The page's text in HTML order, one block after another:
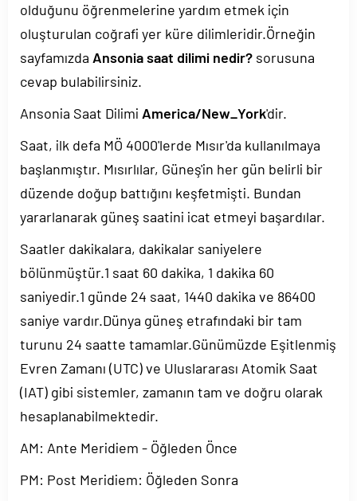
olduğunu öğrenmelerine yardım etmek için
oluşturulan coğrafi yer küre dilimleridir.Örneğin
sayfamızda Ansonia saat dilimi nedir? sorusuna
cevap bulabilirsiniz.
Ansonia Saat Dilimi America/New_York'dir.
Saat, ilk defa MÖ 4000'lerde Mısır'da kullanılmaya
başlanmıştır. Mısırlılar, Güneş'in her gün belirli bir
düzende doğup battığını keşfetmişti. Bundan
yararlanarak güneş saatini icat etmeyi başardılar.
Saatler dakikalara, dakikalar saniyelere
bölünmüştür.1 saat 60 dakika, 1 dakika 60
saniyedir.1 günde 24 saat, 1440 dakika ve 86400
saniye vardır.Dünya güneş etrafındaki bir tam
turunu 24 saatte tamamlar.Günümüzde Eşitlenmiş
Evren Zamanı (UTC) ve Uluslararası Atomik Saat
(IAT) gibi sistemler, zamanın tam ve doğru olarak
hesaplanabilmektedir.
AM: Ante Meridiem - Öğleden Önce
PM: Post Meridiem: Öğleden Sonra